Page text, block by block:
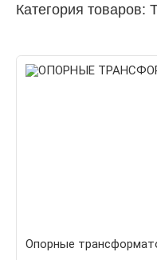
Категория товаров:
Опорные